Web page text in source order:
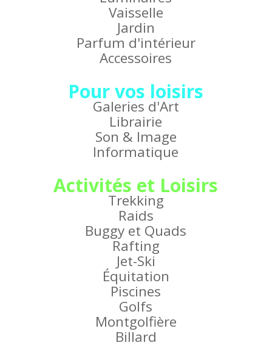
Vaisselle
Jardin
Parfum d'intérieur
Accessoires
Pour vos loisirs
Galeries d'Art
Librairie
Son & Image
Informatique
Activités et Loisirs
Trekking
Raids
Buggy et Quads
Rafting
Jet-Ski
Équitation
Piscines
Golfs
Montgolfière
Billard